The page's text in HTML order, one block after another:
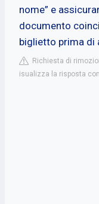
nome” e
documento
biglietto prima di
Richiesta di
isualizza la risposta